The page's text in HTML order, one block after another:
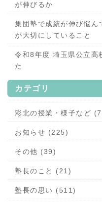
が伸びるか
集団塾で成績が伸び悩
が大切にしていること
令和8年度 埼玉県公立高
た
カテゴリ
彩北の授業・様子など
お知らせ (225)
その他 (39)
塾長のこと (21)
塾長の思い (511)